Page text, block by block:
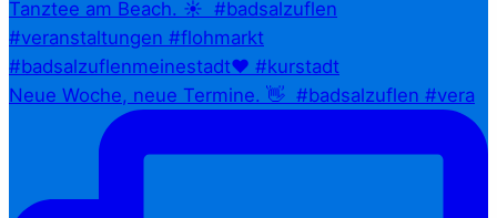
Neue Woche, neue Termine. 👋⁠ ⁠ #badsalzuflen #vera